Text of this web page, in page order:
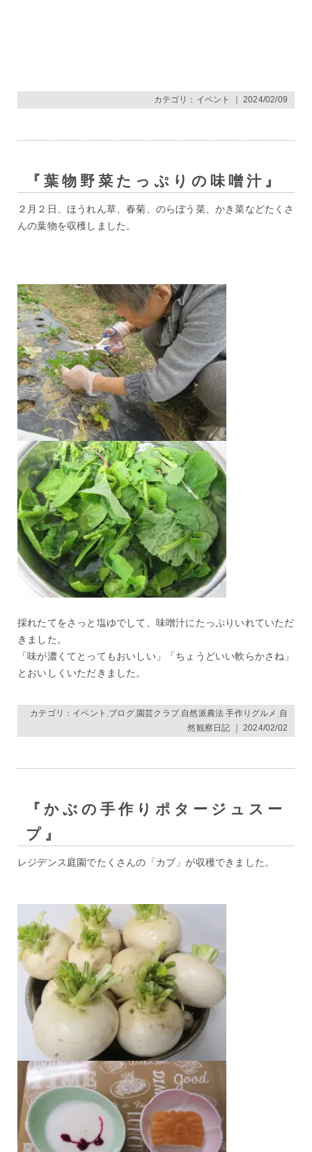
カテゴリ： イベント ｜ 2024/02/09
『葉物野菜たっぷりの味噌汁』
２月２日、ほうれん草、春菊、のらぼう菜、かき菜などたくさ
んの葉物を収穫しました。
採れたてをさっと塩ゆでして、味噌汁にたっぷりいれていただ
きました。
「味が濃くてとってもおいしい」「ちょうどいい軟らかさね」
とおいしくいただきました。
カテゴリ： イベント ブログ, 園芸クラブ, 自然派農法 手作りグルメ 自
然観察日記 ｜ 2024/02/02
『かぶの手作りポタージュスー
プ』
レジデンス庭園でたくさんの「カブ」が収穫できました。